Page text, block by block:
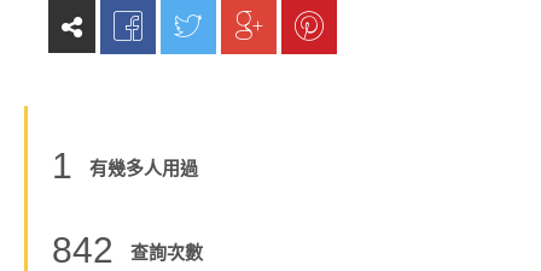
1 有幾多人用過
842 查詢次數